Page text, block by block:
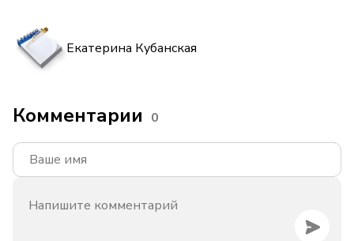
Екатерина Кубанская
Комментарии 0